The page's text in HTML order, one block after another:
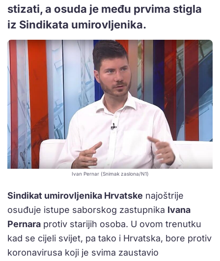
stizati, a osuda je među prvima stigla
iz Sindikata umirovljenika.
Ivan Pernar (Snimak zaslona/N1)
Sindikat umirovljenika Hrvatske najoštrije
osuđuje istupe saborskog zastupnika Ivana
Pernara protiv starijih osoba. U ovom trenutku
kad se cijeli svijet, pa tako i Hrvatska, bore protiv
koronavirusa koji je svima zaustavio